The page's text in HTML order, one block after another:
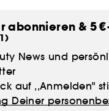
abonnieren & 5
News und
auf ,,Anmelden"
Deiner